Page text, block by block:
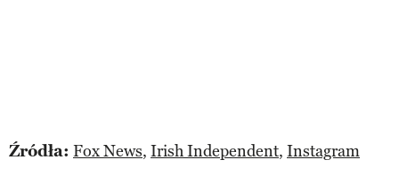
Źródła: Fox News, Irish Independent, Instagram